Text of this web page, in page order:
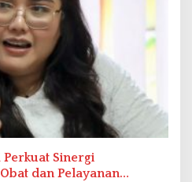
Perkuat Sinergi
dan Pelayanan